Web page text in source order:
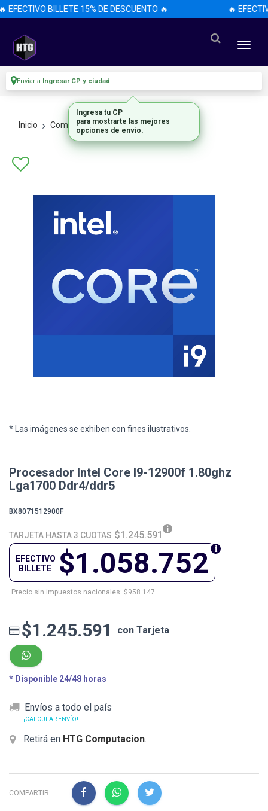
EFECTIVO BILLETE 15% DE DESCUENTO 🔥 🔥
Enviar a Ingresar CP y ciudad
Inicio Componentes De Pc Procesadores
* Las imágenes se exhiben con fines ilustrativos.
Procesador Intel Core I9-12900f 1.80ghz
Lga1700 Ddr4/ddr5
BX8071512900F
TARJETA HASTA 3 CUOTAS $1.245.591
$1.058.752
EFECTIVO
BILLETE
Precio sin impuestos nacionales: $958.147
$1.245.591 con Tarjeta
* Disponible 24/48 horas
Envíos a todo el país
¡CALCULAR ENVÍO!
Retirá en HTG Computacion.
COMPARTIR:
Ingresa tu CP
para mostrarte las mejores
opciones de envío.